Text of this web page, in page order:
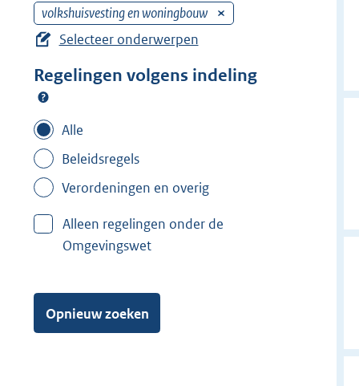
volkshuisvesting en woningbouw
w
r
i
Selecteer onderwerpen
Regelingen volgens indeling
Alle
Beleidsregels
Verordeningen en overig
Alleen regelingen onder de
Omgevingswet
Opnieuw zoeken